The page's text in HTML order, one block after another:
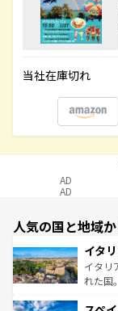
当社在庫切れ
AD
AD
人気の国と地域
イタ
イタリ
れた国。